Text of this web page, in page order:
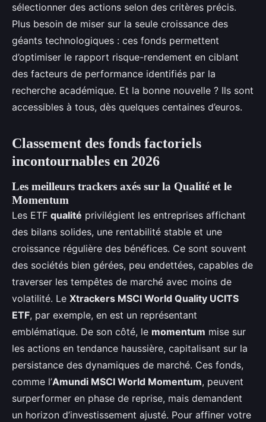
sélectionner des actions selon des critères précis.
Plus besoin de miser sur la seule croissance des
géants technologiques : ces fonds permettent
d’optimiser le rapport risque-rendement en ciblant
des facteurs de performance identifiés par la
recherche académique. Et la bonne nouvelle ? Ils sont
accessibles à tous, dès quelques centaines d’euros.
Classement des fonds factoriels
incontournables en 2026
Les meilleurs trackers axés sur la Qualité et le
Momentum
Les ETF qualité privilégient les entreprises affichant
des bilans solides, une rentabilité stable et une
croissance régulière des bénéfices. Ce sont souvent
des sociétés bien gérées, peu endettées, capables de
traverser les tempêtes de marché avec moins de
volatilité. Le Xtrackers MSCI World Quality UCITS
ETF, par exemple, en est un représentant
emblématique. De son côté, le momentum mise sur
les actions en tendance haussière, capitalisant sur la
persistance des dynamiques de marché. Ces fonds,
comme l’Amundi MSCI World Momentum, peuvent
surperformer en phase de reprise, mais demandent
un horizon d’investissement ajusté. Pour affiner votre